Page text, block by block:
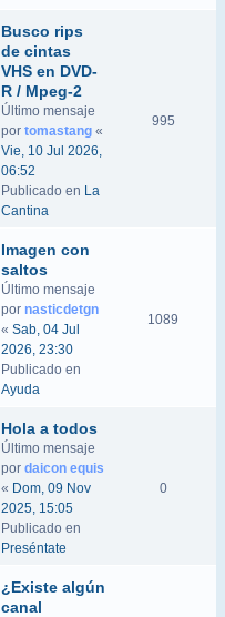
Busco rips
de cintas
VHS en DVD-
R / Mpeg-2
Último mensaje
por tomastang «
Vie, 10 Jul 2026,
06:52
Publicado en La
Cantina
995
Imagen con
saltos
Último mensaje
por nasticdetgn
« Sab, 04 Jul
2026, 23:30
Publicado en
Ayuda
1089
Hola a todos
Último mensaje
por daicon equis
« Dom, 09 Nov
2025, 15:05
Publicado en
Preséntate
0
¿Existe algún
canal